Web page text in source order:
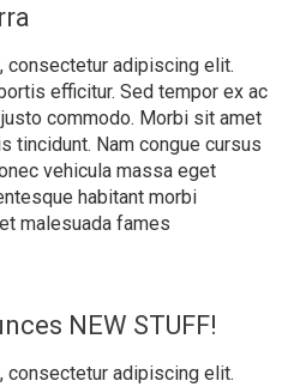
consectetur adipiscing elit.
efficitur. Sed tempor ex ac
commodo. Morbi sit amet
tincidunt. Nam congue cursus
vehicula massa eget
habitant morbi
malesuada fames
NEW STUFF!
consectetur adipiscing elit.